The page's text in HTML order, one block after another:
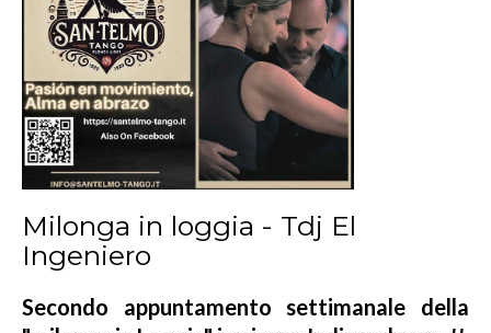
Milonga in loggia - Tdj El
Ingeniero
Secondo appuntamento settimanale della